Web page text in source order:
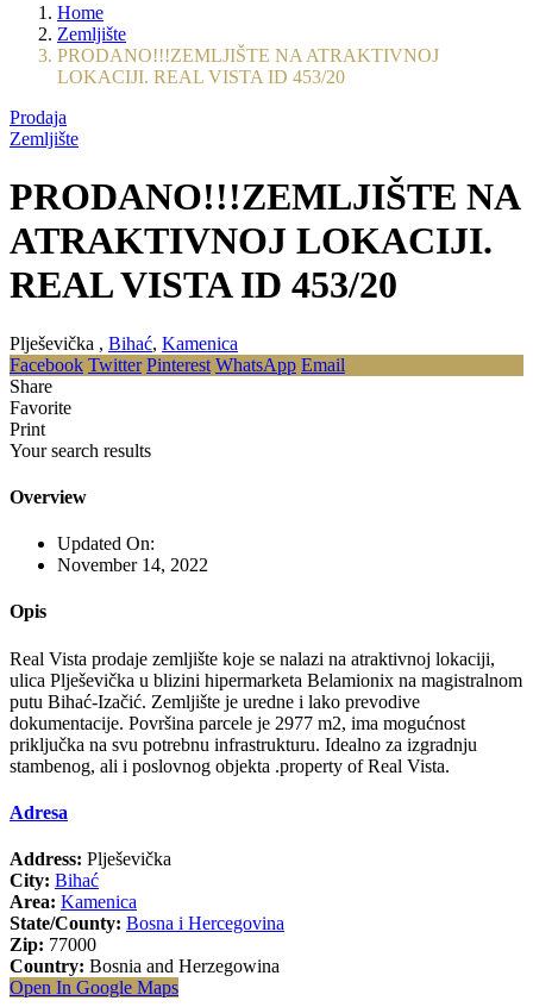
Home
Zemljište
PRODANO!!!ZEMLJIŠTE NA ATRAKTIVNOJ
LOKACIJI. REAL VISTA ID 453/20
Prodaja
Zemljište
PRODANO!!!ZEMLJIŠTE NA
ATRAKTIVNOJ LOKACIJI.
REAL VISTA ID 453/20
Plješevička , Bihać, Kamenica
Facebook Twitter Pinterest WhatsApp Email
Share
Favorite
Print
Your search results
Overview
Updated On:
November 14, 2022
Opis
Real Vista prodaje zemljište koje se nalazi na atraktivnoj lokaciji,
ulica Plješevička u blizini hipermarketa Belamionix na magistralnom
putu Bihać-Izačić. Zemljište je uredne i lako prevodive
dokumentacije. Površina parcele je 2977 m2, ima mogućnost
priključka na svu potrebnu infrastrukturu. Idealno za izgradnju
stambenog, ali i poslovnog objekta .property of Real Vista.
Adresa
Address: Plješevička
City: Bihać
Area: Kamenica
State/County: Bosna i Hercegovina
Zip: 77000
Country: Bosnia and Herzegowina
Open In Google Maps